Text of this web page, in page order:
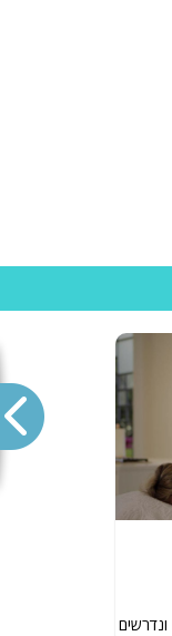
מוכנים להיזרק על
שיעדיפו לשלם פחות
האדמה) ולא בריכת
משפחתית כדאי
גישה ישירה אל הבריכה,
או מיקומה המושלם,
כשהניקיון לא ברמה
ולהגיע בראש שקט.
לשמור על רמת